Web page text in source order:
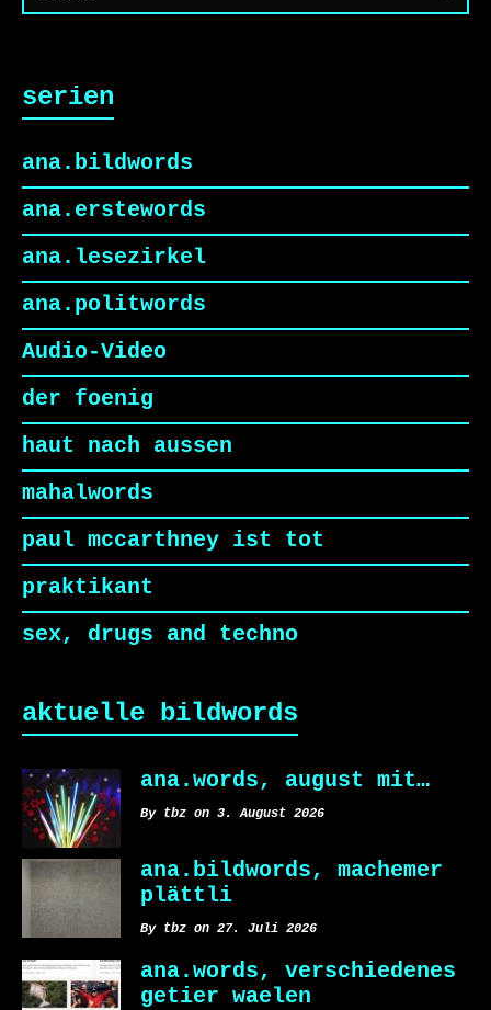
serien
ana.bildwords
ana.erstewords
ana.lesezirkel
ana.politwords
Audio-Video
der foenig
haut nach aussen
mahalwords
paul mccarthney ist tot
praktikant
sex, drugs and techno
aktuelle bildwords
ana.words, august mit…
By tbz on 3. August 2026
ana.bildwords, machemer
plättli
By tbz on 27. Juli 2026
ana.words, verschiedenes
getier waelen